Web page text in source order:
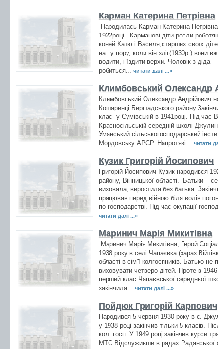
Карман Катерина Петрівна
Народилась Карман Катерина
1922році . Карманові діти росли
коней.Катю і Василя,старших своїх
на ту пору, коли він зліг(1930р.) вони
водити, і їздити верхи. Чоловік з діда
робиться... читати далі ...»
Климбовський Олександр
Климбовський Олександр Андрійович
Кошаринці Бершадського
клас- у Сумівській в 1941році. Під час
Красносільській середній школі
Уманський сільськогосподарський
Мордовську АРСР. Напротязі... читати
Кузик Григорій Йосипович
Григорій Йосипович Кузик народився
району, Вінницької області. Батьки –
виховала, виростила без батька.
працював перед війною біля волів
по господарстві. Під час окупації
читати далі ...»
Маринич Марія Микитівна
Маринич Марія Микитівна, Герой
1938 року в селі Чапаєвка (зараз
області в сім’ї колгоспників. Батько
виховувати четверо дітей. Проте в
перший клас Чапаєвської середньої
закінчила... читати далі ...»
Пойдюк Григорій Карпович
Народився 5 червня 1930 року в с.
у 1938 році закінчив тільки 5 класів.
кол¬госп. У 1949 році закінчив курси
МТС.Відслуживши в рядах Радянської